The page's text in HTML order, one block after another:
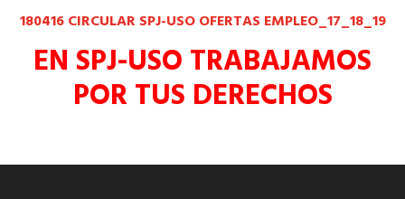
180416 CIRCULAR SPJ-USO OFERTAS EMPLEO_17_18_19
EN SPJ-USO TRABAJAMOS
POR TUS DERECHOS